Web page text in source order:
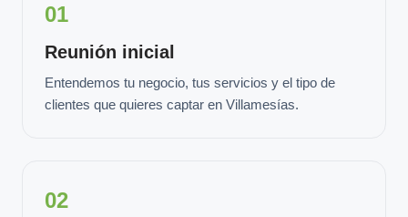
01
Reunión inicial
Entendemos tu negocio, tus servicios y el tipo de
clientes que quieres captar en Villamesías.
02